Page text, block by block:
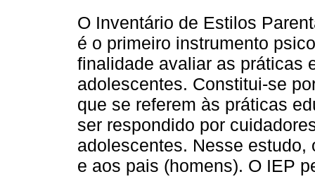
O Inventário de Estilos
é o primeiro instrumento
finalidade avaliar as práticas
adolescentes. Constitui-se
que se referem às práticas
ser respondido por
adolescentes. Nesse
e aos pais (homens). O IEP